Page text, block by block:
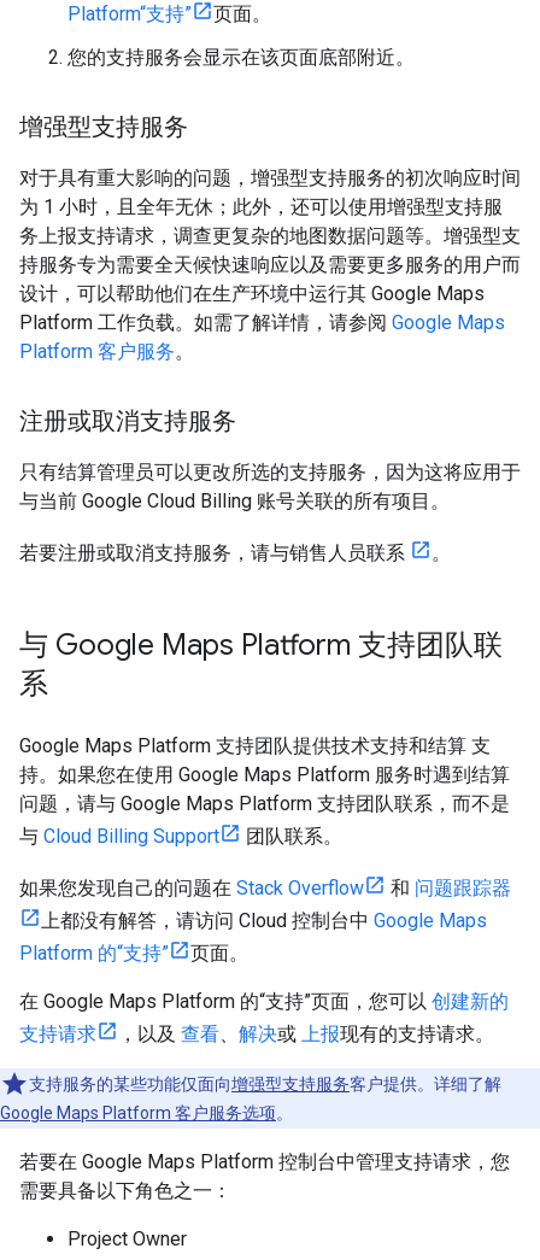
Platform“支持”
页面。
您的支持服务会显示在该页面底部附近。
增强型支持服务
对于具有重大影响的问题，增强型支持服务的初次响应时间
为 1 小时，且全年无休；此外，还可以使用增强型支持服
务上报支持请求，调查更复杂的地图数据问题等。增强型支
持服务专为需要全天候快速响应以及需要更多服务的用户而
设计，可以帮助他们在生产环境中运行其 Google Maps
Platform 工作负载。如需了解详情，请参阅 Google Maps
Platform 客户服务。
注册或取消支持服务
只有结算管理员可以更改所选的支持服务，因为这将应用于
与当前 Google Cloud Billing 账号关联的所有项目。
若要注册或取消支持服务，请与销售人员联系 。
与 Google Maps Platform 支持团队联
系
Google Maps Platform 支持团队提供技术支持和结算 支
持。如果您在使用 Google Maps Platform 服务时遇到结算
问题，请与 Google Maps Platform 支持团队联系，而不是
与 Cloud Billing Support 团队联系。
如果您发现自己的问题在 Stack Overflow 和 问题跟踪器
上都没有解答，请访问 Cloud 控制台中 Google Maps
Platform 的“支持”
页面。
在 Google Maps Platform 的“支持”页面，您可以 创建新的
支持请求
，以及 查看 解决或 上报现有的支持请求。
支持服务的某些功能仅面向增强型支持服务客户提供。详细了解
Google Maps Platform 客户服务选项。
若要在 Google Maps Platform 控制台中管理支持请求，您
需要具备以下角色之一：
Project Owner